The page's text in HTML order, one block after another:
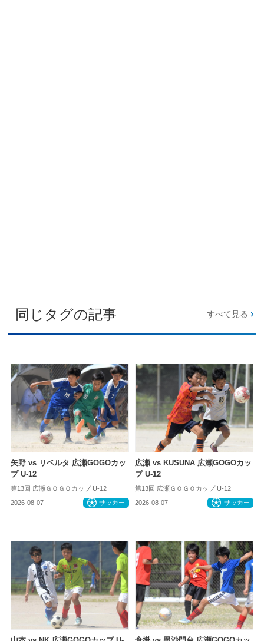
同じタグの記事 すべて見る
矢野 vs リベルタ 広瀬GOGOカッ
プ U-12
第13回 広瀬ＧＯＧＯカップ U-12
2026-08-07 サッカー
広瀬 vs KUSUNA 広瀬GOGOカッ
プ U-12
第13回 広瀬ＧＯＧＯカップ U-12
2026-08-07 サッカー